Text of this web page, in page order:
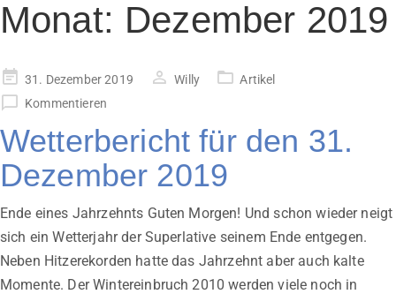
Monat: Dezember 2019
Veröffentlicht
am
31. Dezember 2019 Willy
Artikel
Kommentieren
Wetterbericht für den 31.
Dezember 2019
Ende eines Jahrzehnts Guten Morgen! Und schon wieder neigt
sich ein Wetterjahr der Superlative seinem Ende entgegen.
Neben Hitzerekorden hatte das Jahrzehnt aber auch kalte
Momente. Der Wintereinbruch 2010 werden viele noch in